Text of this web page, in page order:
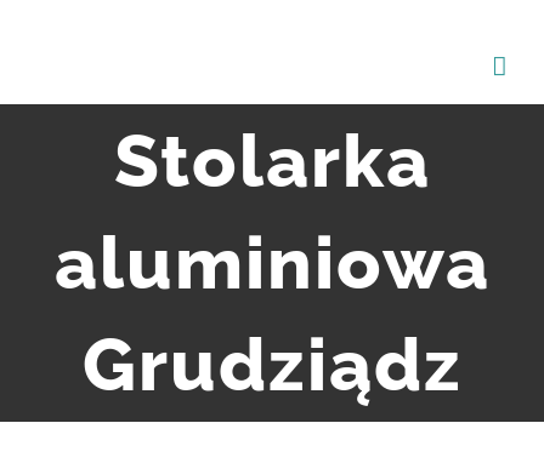
zawartości
Stolarka
aluminiowa
Grudziądz